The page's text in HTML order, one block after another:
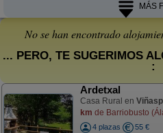
MÁS
No se han encontrado
... PERO, TE SUGERIMOS
:
Ardetxal
Casa Rural en
km de Barriobusto
4 plazas
55 €